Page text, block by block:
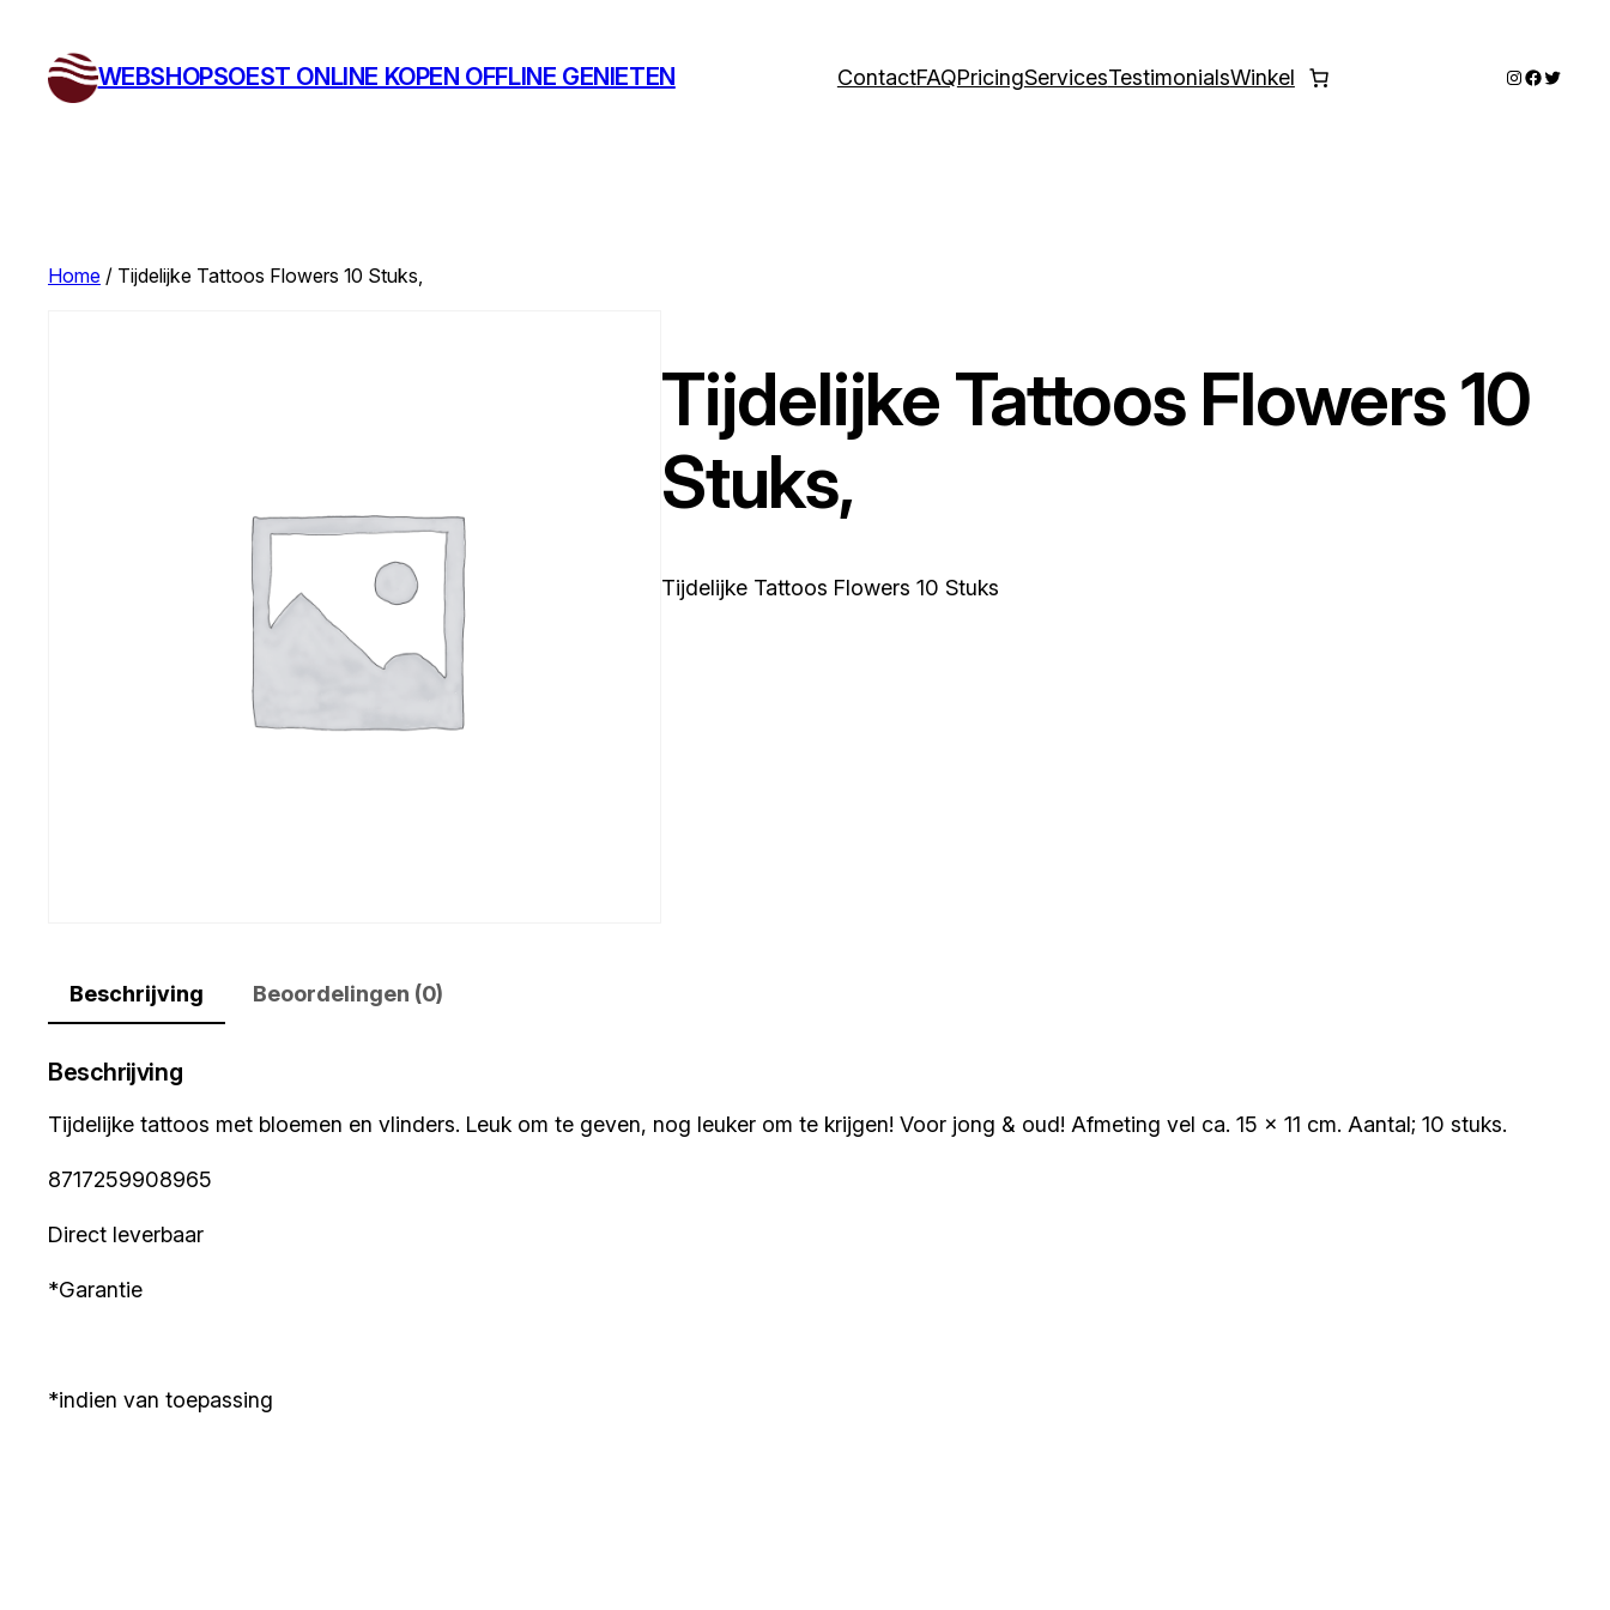
WEBSHOPSOEST ONLINE KOPEN OFFLINE GENIETEN ContactFAQPricingServicesTestimonialsWinkel Instagram
Twitter
Home / Tijdelijke Tattoos Flowers 10 Stuks,
Tijdelijke Tattoos Flowers 10
Stuks,
Tijdelijke Tattoos Flowers 10 Stuks
Beschrijving Beoordelingen (0)
Beschrijving
Tijdelijke tattoos met bloemen en vlinders. Leuk om te geven, nog leuker om te krijgen! Voor jong & oud! Afmeting vel ca. 15 x 11 cm. Aantal; 10 stuks.
8717259908965
Direct leverbaar
*Garantie
*indien van toepassing